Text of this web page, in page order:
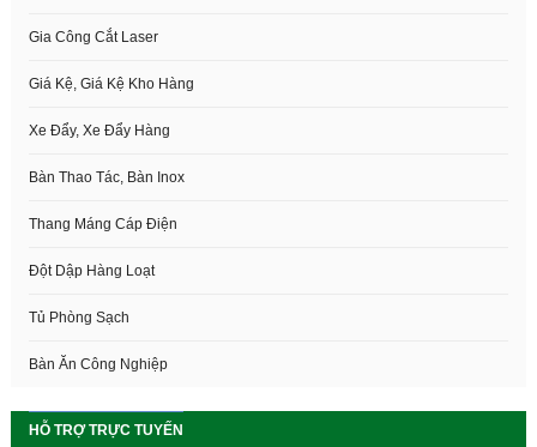
Gia Công Cắt Laser
Giá Kệ, Giá Kệ Kho Hàng
Xe Đẩy, Xe Đẩy Hàng
Bàn Thao Tác, Bàn Inox
Thang Máng Cáp Điện
Đột Dập Hàng Loạt
Tủ Phòng Sạch
Bàn Ăn Công Nghiệp
HỖ TRỢ TRỰC TUYẾN